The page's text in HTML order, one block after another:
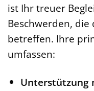
ist Ihr treuer
Beschwerden,
betreffen. Ihre
umfassen:
Unterstützung